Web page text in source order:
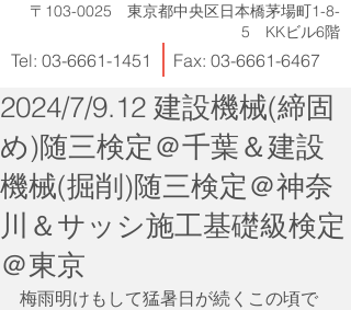
〒103-0025 東京都中央区日本橋茅場町1-8-
5 KKビル6階
Tel: 03-6661-1451 Fax: 03-6661-6467
2024/7/9.12 建設機械(締固
め)随三検定＠千葉＆建設
機械(掘削)随三検定＠神奈
川＆サッシ施工基礎級検定
＠東京
梅雨明けもして猛暑日が続くこの頃で